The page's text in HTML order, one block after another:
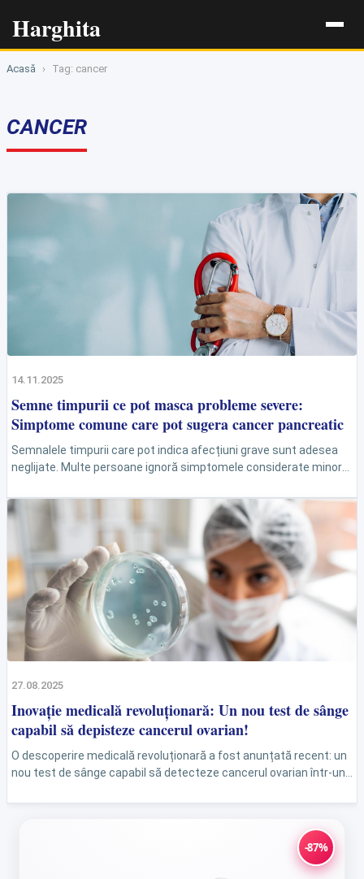
Harghita
Acasă › Tag: cancer
CANCER
14.11.2025
Semne timpurii ce pot masca probleme severe:
Simptome comune care pot sugera cancer pancreatic
Semnalele timpurii care pot indica afecțiuni grave sunt adesea
neglijate. Multe persoane ignoră simptomele considerate minore
27.08.2025
Inovație medicală revoluționară: Un nou test de sânge
capabil să depisteze cancerul ovarian!
O descoperire medicală revoluționară a fost anunțată recent: un
nou test de sânge capabil să detecteze cancerul ovarian într-un
-87%